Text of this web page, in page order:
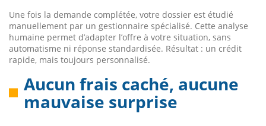
Une fois la demande complétée, votre dossier est étudié
manuellement par un gestionnaire spécialisé. Cette analyse
humaine permet d’adapter l’offre à votre situation, sans
automatisme ni réponse standardisée. Résultat : un crédit
rapide, mais toujours personnalisé.
Aucun frais caché, aucune
mauvaise surprise